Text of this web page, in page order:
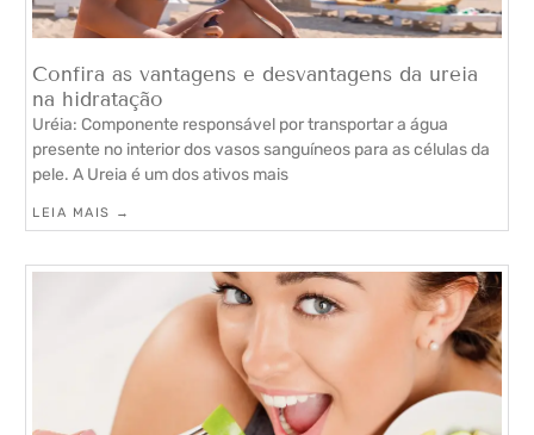
Confira as vantagens e desvantagens da ureia
na hidratação
Uréia: Componente responsável por transportar a água
presente no interior dos vasos sanguíneos para as células da
pele. A Ureia é um dos ativos mais
LEIA MAIS →